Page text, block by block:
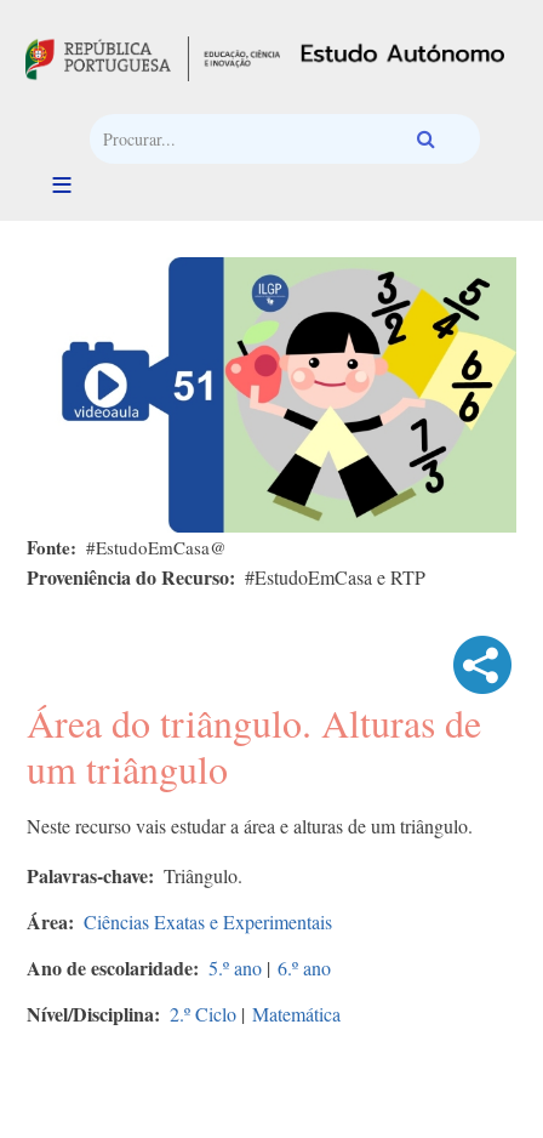
Fonte #EstudoEmCasa@
Proveniência do Recurso #EstudoEmCasa e RTP
Área do triângulo. Alturas de
um triângulo
Neste recurso vais estudar a área e alturas de um triângulo.
Palavras-chave Triângulo.
Área Ciências Exatas e Experimentais
Ano de escolaridade 5.º ano | 6.º ano
Nível/Disciplina 2.º Ciclo | Matemática